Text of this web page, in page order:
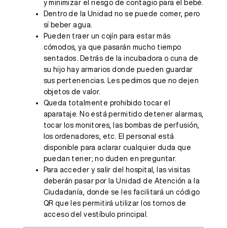
y minimizar el riesgo de contagio para el bebé.
Dentro de la Unidad no se puede comer, pero
sí beber agua.
Pueden traer un cojín para estar más
cómodos, ya que pasarán mucho tiempo
sentados. Detrás de la incubadora o cuna de
su hijo hay armarios donde pueden guardar
sus pertenencias. Les pedimos que no dejen
objetos de valor.
Queda totalmente prohibido tocar el
aparataje. No está permitido detener alarmas,
tocar los monitores, las bombas de perfusión,
los ordenadores, etc. El personal está
disponible para aclarar cualquier duda que
puedan tener; no duden en preguntar.
Para acceder y salir del hospital, las visitas
deberán pasar por la Unidad de Atención a la
Ciudadanía, donde se les facilitará un código
QR que les permitirá utilizar los tornos de
acceso del vestíbulo principal.